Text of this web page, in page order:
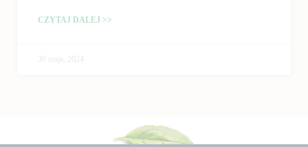
CZYTAJ DALEJ >>
30 maja, 2024